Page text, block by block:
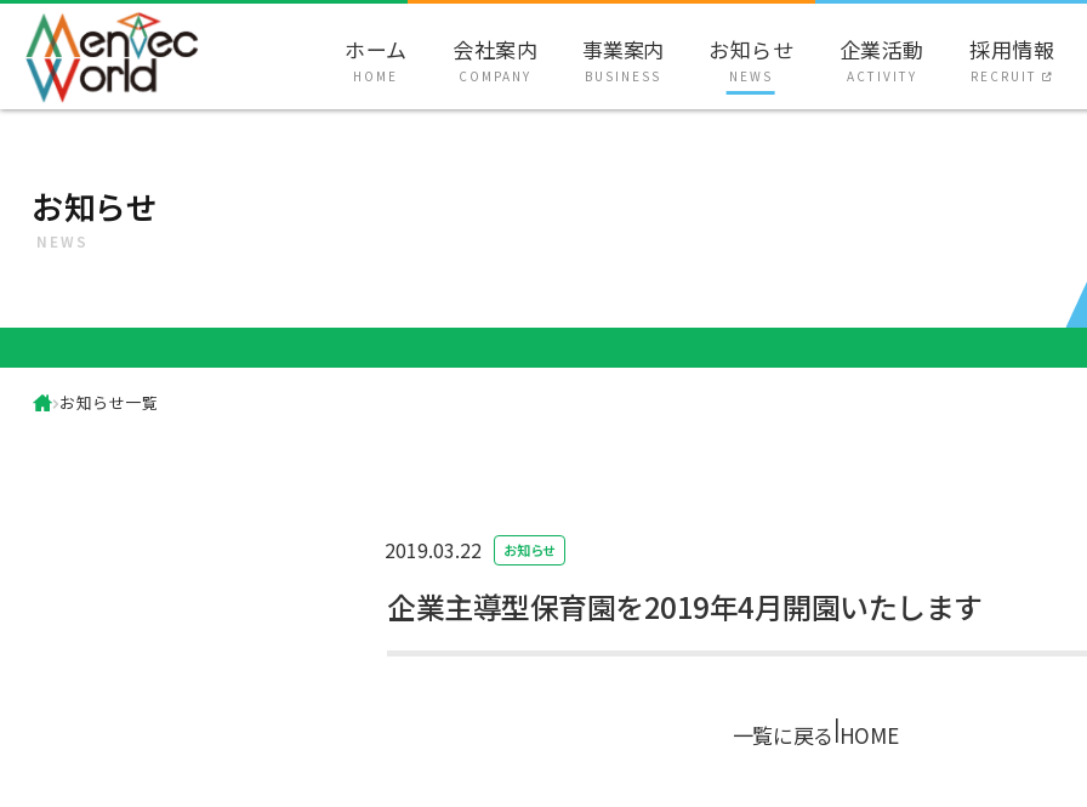
ホーム
HOME
会社案内
COMPANY
事業案内
BUSINESS
お知らせ
NEWS
企業活動
ACTIVITY
採用情報
RECRUIT
お知らせ
NEWS
お知らせ一覧
2019.03.22 お知らせ
企業主導型保育園を2019年4月開園いたします
一覧に戻る|HOME